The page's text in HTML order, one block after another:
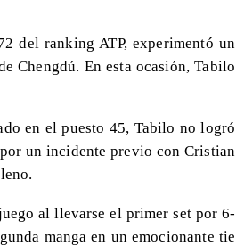
del ranking ATP, experimentó un
Chengdú. En esta ocasión, Tabilo
en el puesto 45, Tabilo no logró
un incidente previo con Cristian
al llevarse el primer set por 6-
manga en un emocionante tie